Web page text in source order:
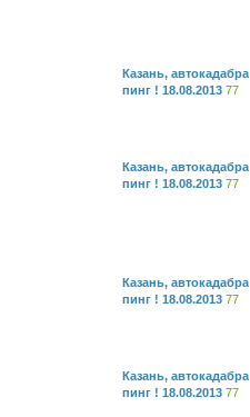
Казань, автокадабра
пинг ! 18.08.2013 77
Казань, автокадабра
пинг ! 18.08.2013 77
Казань, автокадабра
пинг ! 18.08.2013 77
Казань, автокадабра
пинг ! 18.08.2013 77